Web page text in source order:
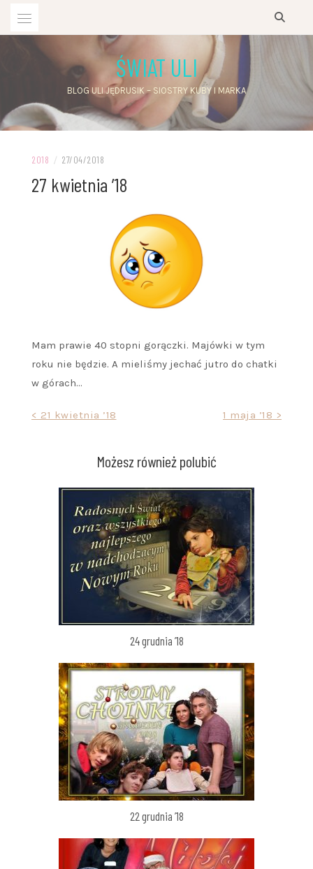
ŚWIAT ULI
BLOG ULI JĘDRUSIK – SIOSTRY KUBY I MARKA
2018 / 27/04/2018
27 kwietnia ’18
Mam prawie 40 stopni gorączki. Majówki w tym
roku nie będzie. A mieliśmy jechać jutro do chatki
w górach…
Nawigacja< 21 kwietnia ’18 1 maja ’18 >
Możesz również polubić
24 grudnia ’18
22 grudnia ’18